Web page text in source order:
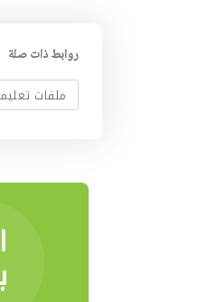
روابط ذات صلة
ملفات